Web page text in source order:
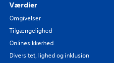
Værdier
Omgivelser
Tilgængelighed
Onlinesikkerhed
Diversitet, lighed og inklusion